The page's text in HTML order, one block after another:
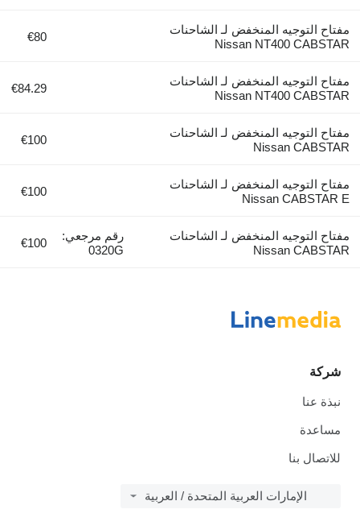
مفتاح التوجيه المنخفض لـ الشاحنات
Nissan NT400 CABSTAR
€80
مفتاح التوجيه المنخفض لـ الشاحنات
Nissan NT400 CABSTAR
€84.29
مفتاح التوجيه المنخفض لـ الشاحنات
Nissan CABSTAR
€100
مفتاح التوجيه المنخفض لـ الشاحنات
Nissan CABSTAR E
€100
مفتاح التوجيه المنخفض لـ الشاحنات
Nissan CABSTAR
رقم مرجعي:
0320G
€100
شركة
نبذة عنا
مساعدة
للاتصال بنا
الإمارات العربية المتحدة / العربية